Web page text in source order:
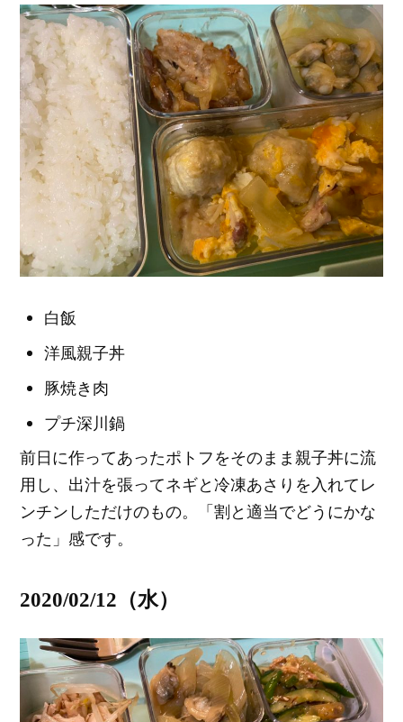
白飯
洋風親子丼
豚焼き肉
プチ深川鍋
前日に作ってあったポトフをそのまま親子丼に流
用し、出汁を張ってネギと冷凍あさりを入れてレ
ンチンしただけのもの。「割と適当でどうにかな
った」感です。
2020/02/12（水）